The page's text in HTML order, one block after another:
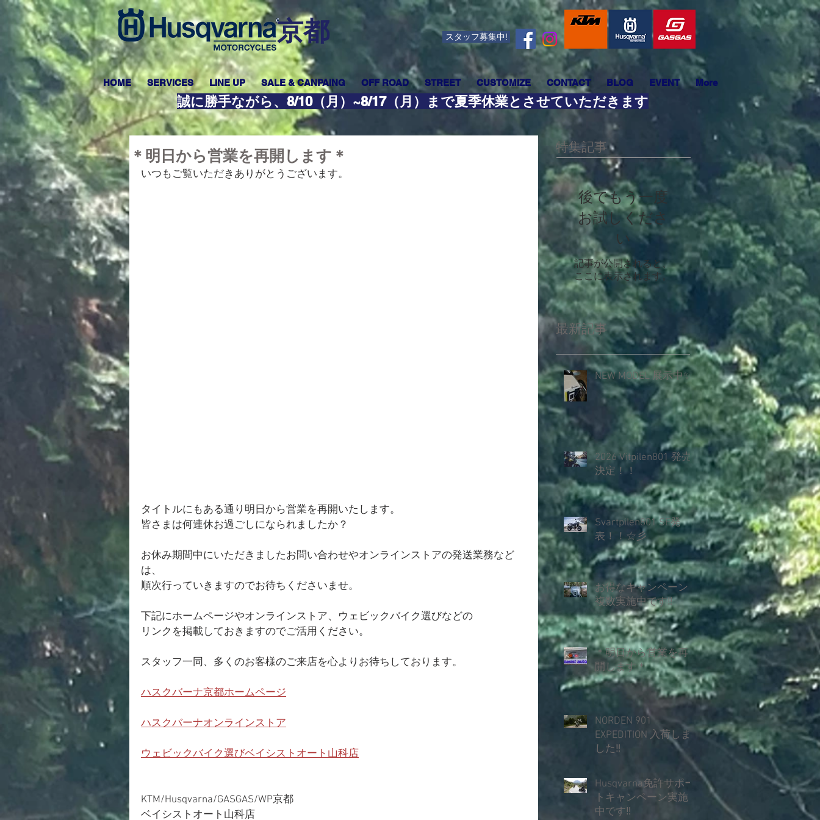
​京都 スタッフ募集中!
HOME SERVICES LINE UP SALE & CANPAING OFF ROAD STREET CUSTOMIZE CONTACT BLOG EVENT More
誠に勝手ながら、8/10（月）~8/17（月）まで夏季休業とさせていただきます
＊明日から営業を再開します＊
いつもご覧いただきありがとうございます。
タイトルにもある通り明日から営業を再開いたします。
皆さまは何連休お過ごしになられましたか？
お休み期間中にいただきましたお問い合わせやオンラインストアの発送業務など
は、
順次行っていきますのでお待ちくださいませ。
下記にホームページやオンラインストア、ウェビックバイク選びなどの
リンクを掲載しておきますのでご活用ください。
スタッフ一同、多くのお客様のご来店を心よりお待ちしております。
ハスクバーナ京都ホームページ
ハスクバーナオンラインストア
ウェビックバイク選びベイシストオート山科店
KTM/Husqvarna/GASGAS/WP京都
ベイシストオート山科店
特集記事
後でもう一度
お試しくださ
い
記事が公開されると、
ここに表示されます。
最新記事
NEW MODEL 展示中✨️
2026 Vitpilen801 発売
決定！！
Svartpilen801 SE発
表！！☆彡
お得なキャンペーン
複数実施中です‼
＊明日から営業を再
開します＊
NORDEN 901
EXPEDITION 入荷しま
した‼
Husqvarna免許サポー
トキャンペーン実施
中です‼